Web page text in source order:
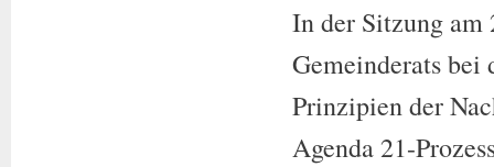
In der Sitzung am
Gemeinderats
Prinzipien der
Agenda 21-